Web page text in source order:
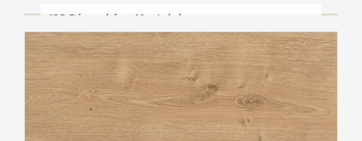
126 Décor chêne Montréal